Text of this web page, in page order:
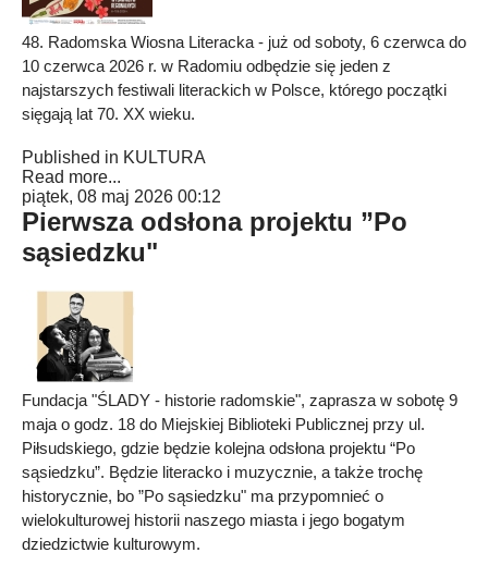
48. Radomska Wiosna Literacka - już od soboty, 6 czerwca do
10 czerwca 2026 r. w Radomiu odbędzie się jeden z
najstarszych festiwali literackich w Polsce, którego początki
sięgają lat 70. XX wieku.
Published in KULTURA
Read more...
piątek, 08 maj 2026 00:12
Pierwsza odsłona projektu ”Po
sąsiedzku"
Fundacja "ŚLADY - historie radomskie", zaprasza w sobotę 9
maja o godz. 18 do Miejskiej Biblioteki Publicznej przy ul.
Piłsudskiego, gdzie będzie kolejna odsłona projektu “Po
sąsiedzku”. Będzie literacko i muzycznie, a także trochę
historycznie, bo ”Po sąsiedzku" ma przypomnieć o
wielokulturowej historii naszego miasta i jego bogatym
dziedzictwie kulturowym.